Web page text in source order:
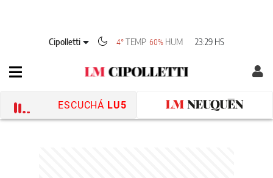
Cipolletti 4°TEMP 60% HUM 23:29 HS
ESCUCHÁ LU5